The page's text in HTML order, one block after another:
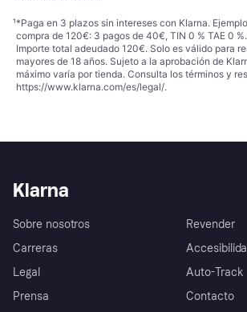
¹*Paga en 3 plazos sin intereses con Klarna.
compra de 120€: 3 pagos de 40€, TIN 0 % TAE 0
Importe total adeudado 120€. Solo es válido para
mayores de 18 años. Sujeto a la aprobación de
máximo varía por tienda. Consulta los términos y
https://www.klarna.com/es/legal/.
Klarna
Sobre nosotros
Carreras
Legal
Prensa
Revender
Auto-Track
Contacto